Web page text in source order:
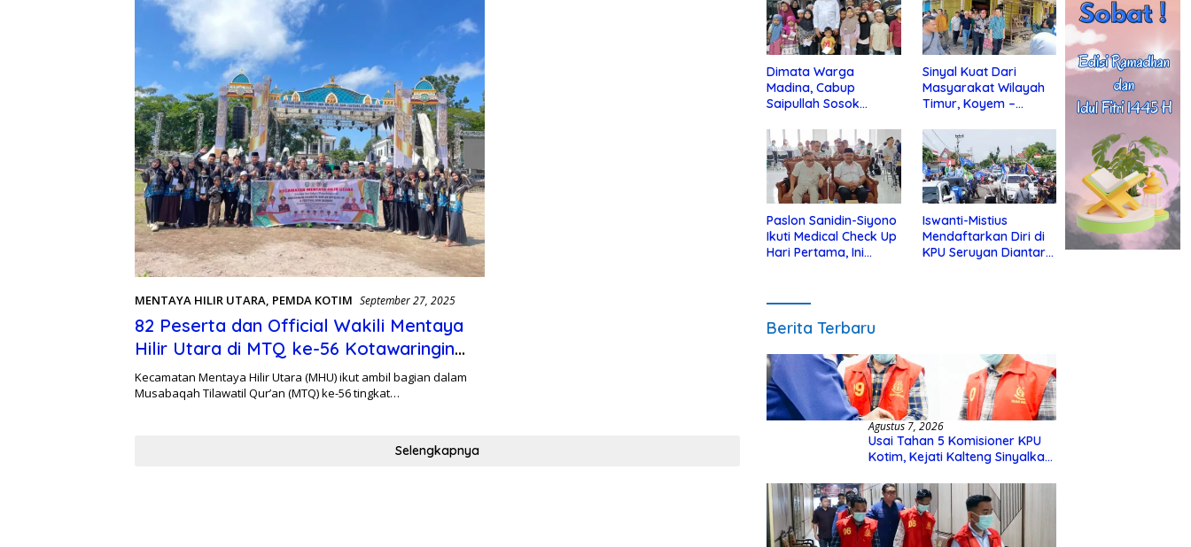
MENTAYA HILIR UTARA, PEMDA KOTIM September 27, 2025
82 Peserta dan Official Wakili Mentaya
Hilir Utara di MTQ ke-56 Kotawaringin
Timur
Kecamatan Mentaya Hilir Utara (MHU) ikut ambil bagian dalam
Musabaqah Tilawatil Qur’an (MTQ) ke-56 tingkat…
Selengkapnya
Dimata Warga
Madina, Cabup
Saipullah Sosok
Anak Yatim
Sinyal Kuat Dari
Masyarakat Wilayah
Timur, Koyem –
di Kotim
Paslon Sanidin-Siyono
Ikuti Medical Check Up
Hari Pertama, Ini
Iswanti-Mistius
Mendaftarkan Diri di
KPU Seruyan Diantar
Berita Terbaru
Agustus 7, 2026
Usai Tahan 5 Komisioner KPU
Kotim, Kejati Kalteng Sinyalkan
Hibah Rp40 Miliar